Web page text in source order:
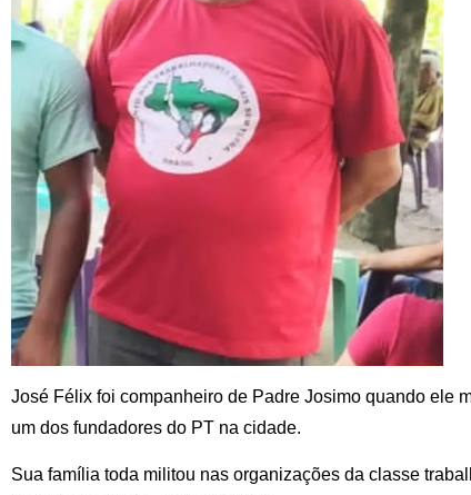
José Félix foi companheiro de Padre Josimo quando ele
um dos fundadores do PT na cidade.
Sua família toda militou nas organizações da classe